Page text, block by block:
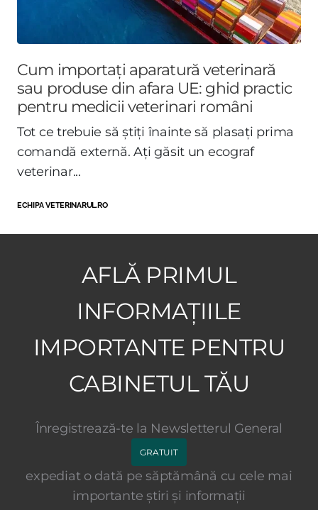
Cum importați aparatură veterinară
sau produse din afara UE: ghid practic
pentru medicii veterinari români
Tot ce trebuie să știți înainte să plasați prima
comandă externă. Ați găsit un ecograf
veterinar...
ECHIPA VETERINARUL.RO
AFLĂ PRIMUL
INFORMAȚIILE
IMPORTANTE PENTRU
CABINETUL TĂU
Înregistrează-te la Newsletterul General
GRATUIT
expediat o dată pe săptămână cu cele mai
importante știri și informații